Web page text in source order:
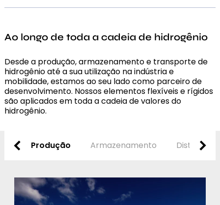
beneficiamos da nossa cadeia de processos
Nossos sistemas de tubulação são seguros, duráveis e
ANSI HGV 3.1
Aprovações específicas do cliente
Fornecedor em série
Com nossos processos e capacidades de fabricação,
estamos preparados para desenvolver soluções
com
Segurança de processo
Qualidade consistente
Alta confiabilidade de entrega
Ao longo de toda a cadeia de hidrogênio
Desde a produção, armazenamento e transporte de
hidrogênio até a sua utilização na indústria e
mobilidade, estamos ao seu lado como parceiro de
desenvolvimento. Nossos elementos flexíveis e rígidos
são aplicados em toda a cadeia de valores do
hidrogênio.
Produção Armazenamento